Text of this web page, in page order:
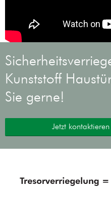
Kunststoff
Sie gerne!
Jetzt kontaktieren